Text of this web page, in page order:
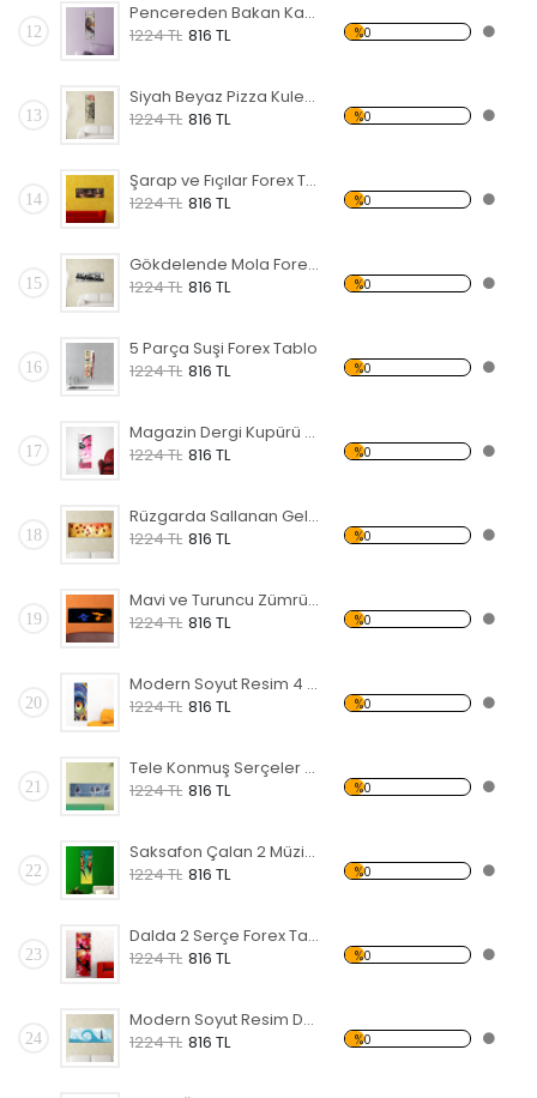
12
Pencereden Bakan Kadın Forex Tablo
1224 TL 816 TL %0
13
Siyah Beyaz Pizza Kulesi Forex Tablo
1224 TL 816 TL %0
14
Şarap ve Fıçılar Forex Tablo
1224 TL 816 TL %0
15
Gökdelende Mola Forex Tablo
1224 TL 816 TL %0
16
5 Parça Suşi Forex Tablo
1224 TL 816 TL %0
17
Magazin Dergi Kupürü Forex Tablo
1224 TL 816 TL %0
18
Rüzgarda Sallanan Gelincikler Forex Tablo
1224 TL 816 TL %0
19
Mavi ve Turuncu Zümrüdü Anka Forex Tablo
1224 TL 816 TL %0
20
Modern Soyut Resim 4 Forex Tablo
1224 TL 816 TL %0
21
Tele Konmuş Serçeler Forex Tablo
1224 TL 816 TL %0
22
Saksafon Çalan 2 Müzisyen Forex Tablo
1224 TL 816 TL %0
23
Dalda 2 Serçe Forex Tablo
1224 TL 816 TL %0
24
Modern Soyut Resim Deniz Feneri Forex Tablo
1224 TL 816 TL %0